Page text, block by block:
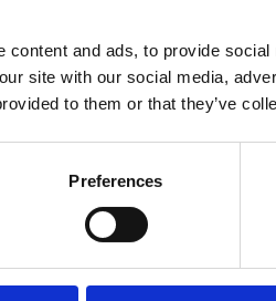
content and ads, to provide
site with our social media,
to them or that they’ve
Preferences
för fotvård
som lämpar sig perfekt för dig
Lägg till i